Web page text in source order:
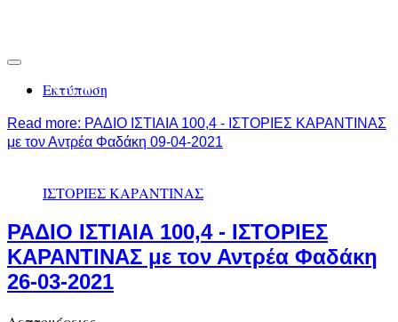
Εκτύπωση
Read more: ΡΑΔΙΟ ΙΣΤΙΑΙΑ 100,4 - ΙΣΤΟΡΙΕΣ ΚΑΡΑΝΤΙΝΑΣ
με τον Αντρέα Φαδάκη 09-04-2021
ΙΣΤΟΡΙΕΣ ΚΑΡΑΝΤΙΝΑΣ
ΡΑΔΙΟ ΙΣΤΙΑΙΑ 100,4 - ΙΣΤΟΡΙΕΣ
ΚΑΡΑΝΤΙΝΑΣ με τον Αντρέα Φαδάκη
26-03-2021